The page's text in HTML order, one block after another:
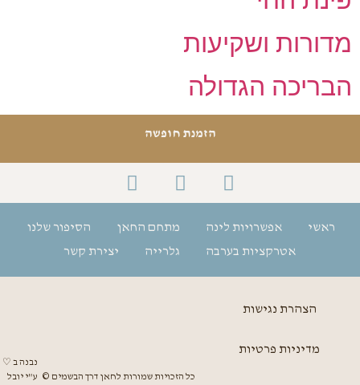
מדורות ושקיעות
הבריכה הגדולה
הזמנת חופשה
ראשי אפשרויות לינה מתחם החאן
הסיפור שלנו
אטרקציות בערבה
גלרייה יצירת קשר
הצהרת נגישות
מדיניות פרטיות
כל הזכויות שמורות לחאן דרך הבשמים ©
נבנה ב ♡
ע"י יובל